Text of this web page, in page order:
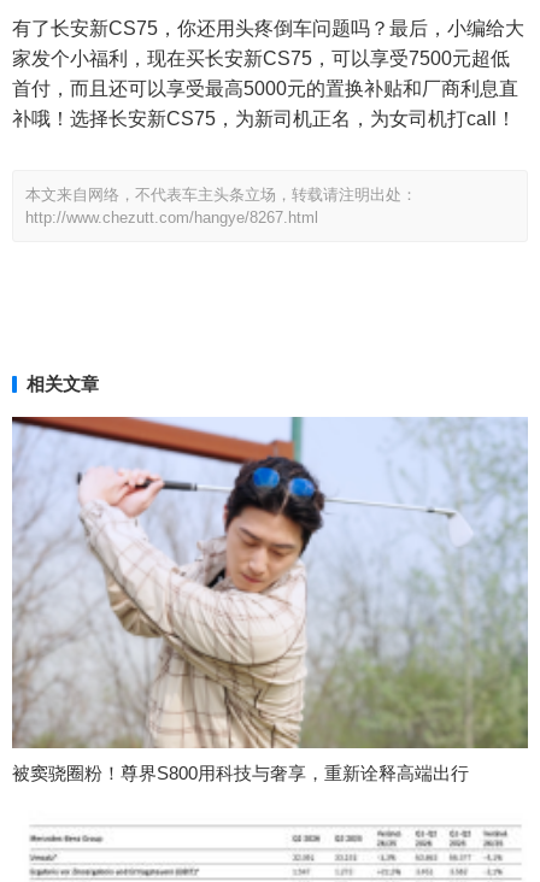
有了长安新CS75，你还用头疼倒车问题吗？最后，小编给大
家发个小福利，现在买长安新CS75，可以享受7500元超低
首付，而且还可以享受最高5000元的置换补贴和厂商利息直
补哦！选择长安新CS75，为新司机正名，为女司机打call！
本文来自网络，不代表车主头条立场，转载请注明出处：
http://www.chezutt.com/hangye/8267.html
相关文章
被窦骁圈粉！尊界S800用科技与奢享，重新诠释高端出行